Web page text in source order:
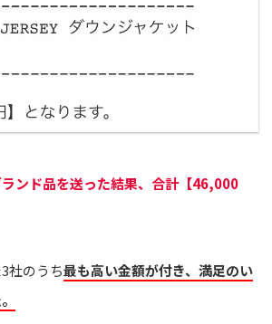
ンド品を送った結果、合計【46,000
社のうち最も高い金額が付き、満足のい